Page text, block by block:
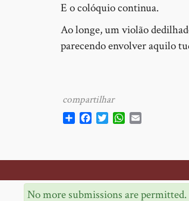
E o colóquio continua.
Ao longe, um violão
parecendo envolver aquilo
Share FacebookTwitterWhatsApp
Mensagem
No more submissions are permitted.
Instituto Cultural